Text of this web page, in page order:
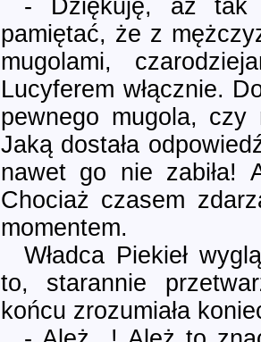
- Dziękuję, aż tak
pamiętać, że z
mugolami,
Lucyferem włącznie.
pewnego mugola,
Jaką dostała
nawet go nie zabiła!
Chociaż czasem
momentem.
Władca Piekieł
to, starannie
końcu zrozumiała